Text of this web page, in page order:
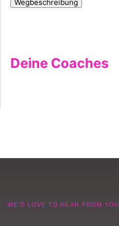
Deine Coaches
WE'D LOVE TO HEAR FROM YOU